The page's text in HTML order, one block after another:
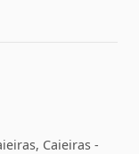
Caieiras -